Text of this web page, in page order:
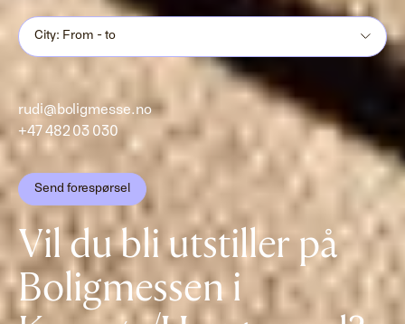
City: From - to
rudi@boligmesse.no
+47 482 03 030
Send forespørsel
Vil du bli utstiller på
Boligmessen i